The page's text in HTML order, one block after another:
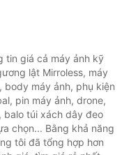
tin giá cả máy ảnh kỹ
lật Mirroless, máy
body máy ảnh, phụ kiện
pin máy ảnh, drone,
balo túi xách dây đeo
chọn... Bằng khả năng
tôi đã tổng hợp hơn